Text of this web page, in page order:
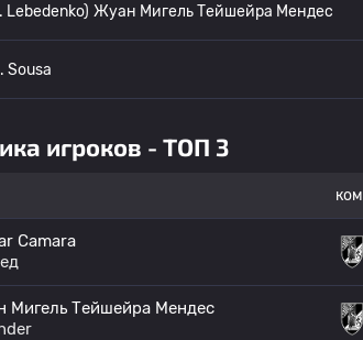
Lebedenko) Жуан Мигель Тейшейра Мендес
Sousa
игроков - ТОП 3
Camara
Мигель Тейшейра Мендес